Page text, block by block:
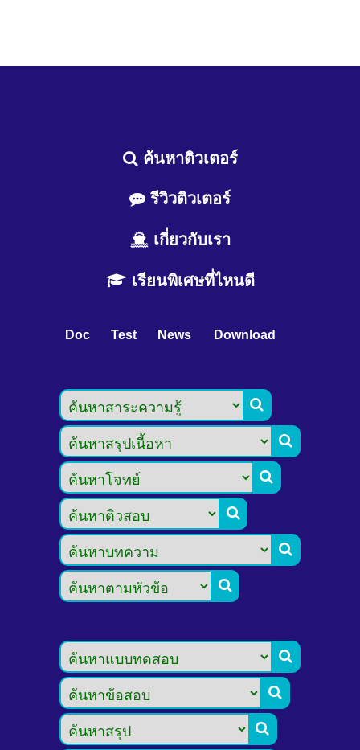
ค้นหาติวเตอร์
รีวิวติวเตอร์
เกี่ยวกับเรา
เรียนพิเศษที่ไหนดี
Doc Test News Download








